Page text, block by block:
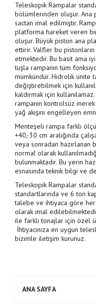
Teleskopik Rampalar
bölümlerinden oluşur.
sactan imal edilmiştir.
platforma hareket veren
oluşur. Büyük piston ana
ettirir. Valfler bu pistonların
etmektedir. Bu basit ama
tuşla rampanın tüm
mümkündür. Hidrolik ünite
değiştirebilmek için
kaldırmak için
rampanın kontrolsüz
yağ akışını engelleyen
Menteşeli rampa farklı
+40,-30 cm aralığında
veya sonradan
normal olarak
bulunmaktadır. Bu yerin
esnasında teknik bilgi ve
Teleskopik Rampalar
standartlarında ve 6 ton
talebe ve ihtiyaca göre her
olarak imal
ile farklı tonajlar için özel
İhtiyacınıza en uygun
bizimle iletişim kurunuz.
ANA SAYFA